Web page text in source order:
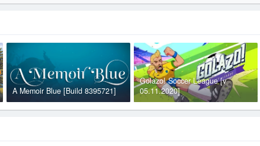
A Memoir Blue [Build 8395721]
Golazo! Soccer League [v
05.11.2020]